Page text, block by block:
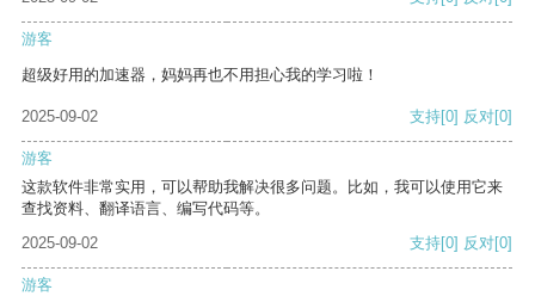
游客
超级好用的加速器，妈妈再也不用担心我的学习啦！
2025-09-02 支持[0] 反对[0]
游客
这款软件非常实用，可以帮助我解决很多问题。比如，我可以使用它来
查找资料、翻译语言、编写代码等。
2025-09-02
支持[0] 反对[0]
游客